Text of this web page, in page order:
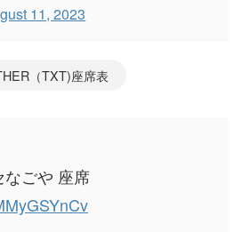
11, 2023
（TXT)座席表
ごや 座席